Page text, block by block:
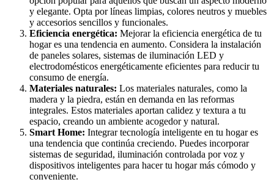
y elegante. Opta por líneas limpias, colores neutros y muebles
y accesorios sencillos y funcionales.
Eficiencia energética: Mejorar la eficiencia energética de tu
hogar es una tendencia en aumento. Considera la instalación
de paneles solares, sistemas de iluminación LED y
electrodomésticos energéticamente eficientes para reducir tu
consumo de energía.
Materiales naturales: Los materiales naturales, como la
madera y la piedra, están en demanda en las reformas
integrales. Estos materiales aportan calidez y textura a tu
espacio, creando un ambiente acogedor y natural.
Smart Home: Integrar tecnología inteligente en tu hogar es
una tendencia que continúa creciendo. Puedes incorporar
sistemas de seguridad, iluminación controlada por voz y
dispositivos inteligentes para hacer tu hogar más cómodo y
conveniente.